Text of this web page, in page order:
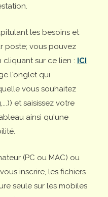
les besoins et
poste; vous pouvez
cliquant sur ce lien : ICI
l'onglet qui
vous souhaitez
et saisissez votre
ainsi qu'une
(PC ou MAC) ou
inscrire, les fichiers
seule sur les mobiles